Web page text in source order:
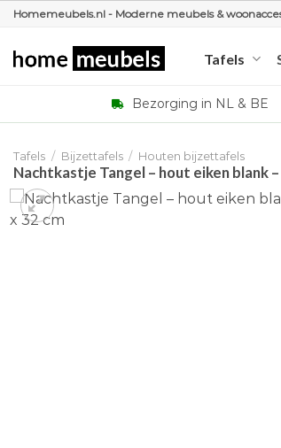
Ga
inhoud
Homemeubels.nl - Moderne meubels &
Tafels
Bezorging in NL & BE
Tafels / Bijzettafels / Houten bijzettafels
Nachtkastje Tangel – hout eiken blank